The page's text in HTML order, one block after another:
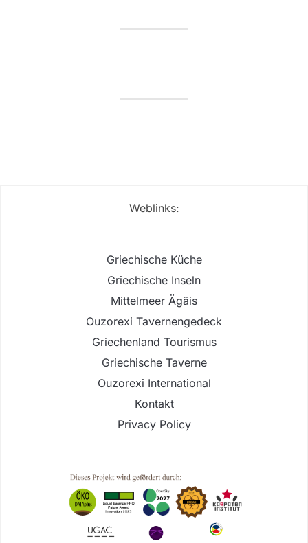
Weblinks:
Griechische Küche
Griechische Inseln
Mittelmeer Ägäis
Ouzorexi Tavernengedeck
Griechenland Tourismus
Griechische Taverne
Ouzorexi International
Kontakt
Privacy Policy